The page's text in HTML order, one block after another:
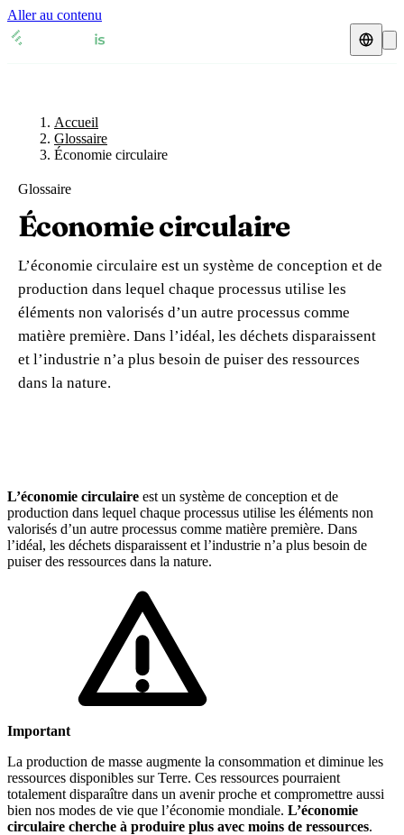
Aller au contenu
🇫🇷 France
🇬🇧 Royaume-Uni
🇧🇪 Belgique
🇮🇹 Italie
🇳🇴 Norvège
Amazon
Fiches TVA
🇫🇷 France
🇬🇧
🇨🇭 Suisse
🇧🇪
🇩🇪Allemagne
🇮🇹 Italie
🇳🇴 Norvège
Toutes les fiches pays
Expert-comptable
Expert-comptable e-commerce
Expert-comptable Amazon
Ressources & Blog
Blog
Glossaire
Vérifier un n° TVA
Calculateur de TVA
Accueil
Glossaire
Économie circulaire
Glossaire
Économie circulaire
L’économie circulaire est un système de conception et de
production dans lequel chaque processus utilise les
éléments non valorisés d’un autre processus comme
matière première. Dans l’idéal, les déchets disparaissent
et l’industrie n’a plus besoin de puiser des ressources
dans la nature.
L’économie circulaire est un système de conception et de
production dans lequel chaque processus utilise les éléments non
valorisés d’un autre processus comme matière première. Dans
l’idéal, les déchets disparaissent et l’industrie n’a plus besoin de
puiser des ressources dans la nature.
Important
La production de masse augmente la consommation et diminue les
ressources disponibles sur Terre. Ces ressources pourraient
totalement disparaître dans un avenir proche et compromettre aussi
bien nos modes de vie que l’économie mondiale. L’économie
circulaire cherche à produire plus avec moins de ressources.